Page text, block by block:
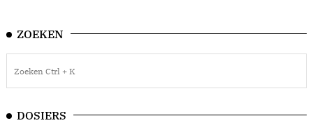
ZOEKEN
DOSIERS